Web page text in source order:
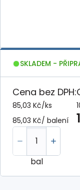
SKLADEM -
Cena bez DPH:
85,03 Kč/ks
85,03 Kč/ balení
bal